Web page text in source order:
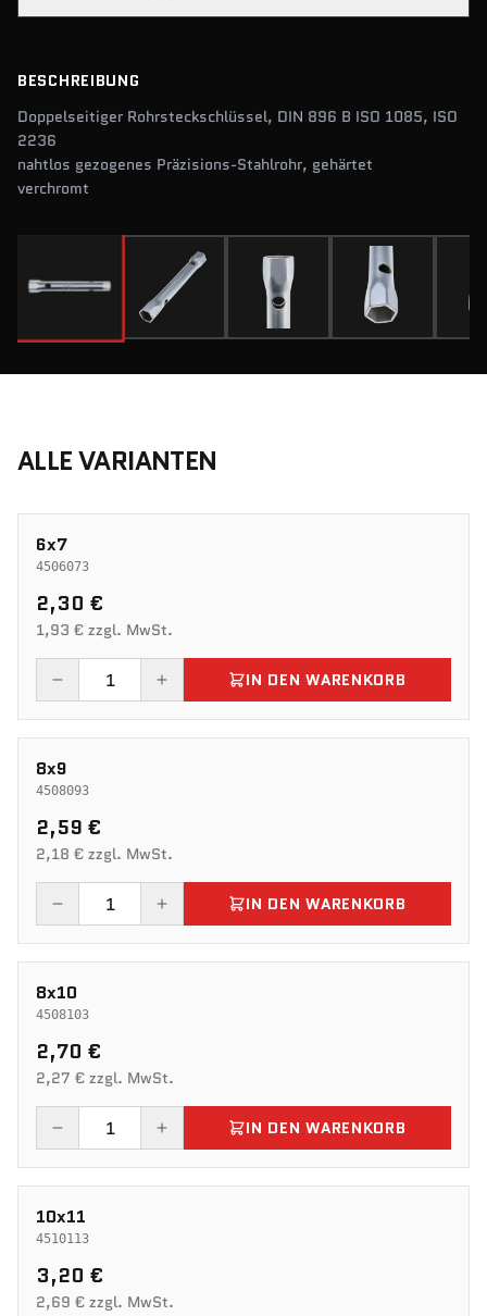
BESCHREIBUNG
Doppelseitiger Rohrsteckschlüssel, DIN 896 B ISO 1085, ISO
2236
nahtlos gezogenes Präzisions-Stahlrohr, gehärtet
verchromt
ALLE VARIANTEN
6x7
4506073
2,30 €
1,93 € zzgl. MwSt.
IN DEN WARENKORB
8x9
4508093
2,59 €
2,18 € zzgl. MwSt.
IN DEN WARENKORB
8x10
4508103
2,70 €
2,27 € zzgl. MwSt.
IN DEN WARENKORB
10x11
4510113
3,20 €
2,69 € zzgl. MwSt.